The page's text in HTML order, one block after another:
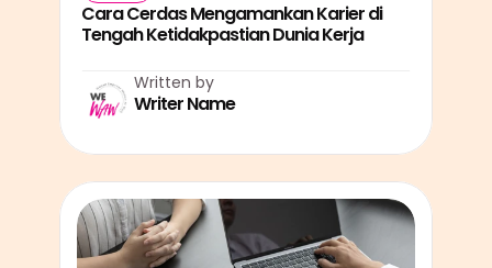
Cara Cerdas Mengamankan Karier di
Tengah Ketidakpastian Dunia Kerja
Written by
Writer Name